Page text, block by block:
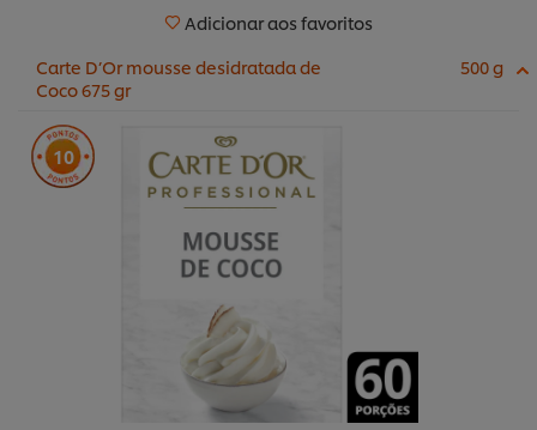
Adicionar aos favoritos
Carte D’Or mousse desidratada de
Coco 675 gr
500 g
10